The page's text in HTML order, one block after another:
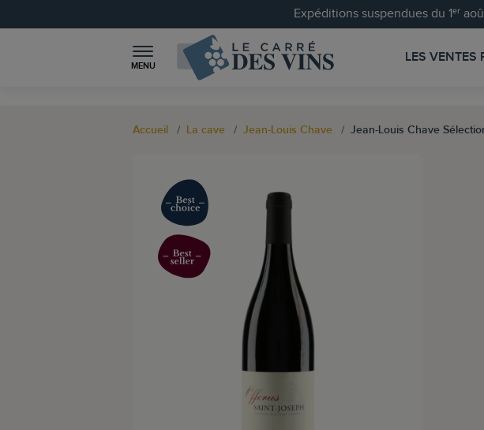
Expéditions suspendues du 1ᵉʳ
MENU
LES VENTES
Accueil La cave Jean-Louis Chave Jean-Louis Chave